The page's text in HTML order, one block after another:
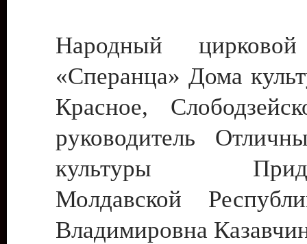
Народный цирковой
«Сперанца» Дома
Красное,
руководитель
культуры
Молдавской
Владимировна